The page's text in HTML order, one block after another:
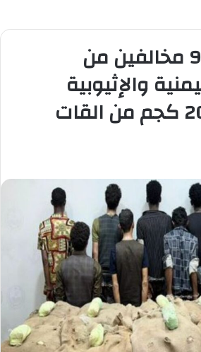
القبض على 9 مخالفين من
والإثيوبية
لتهريبهم 200 كجم من القات